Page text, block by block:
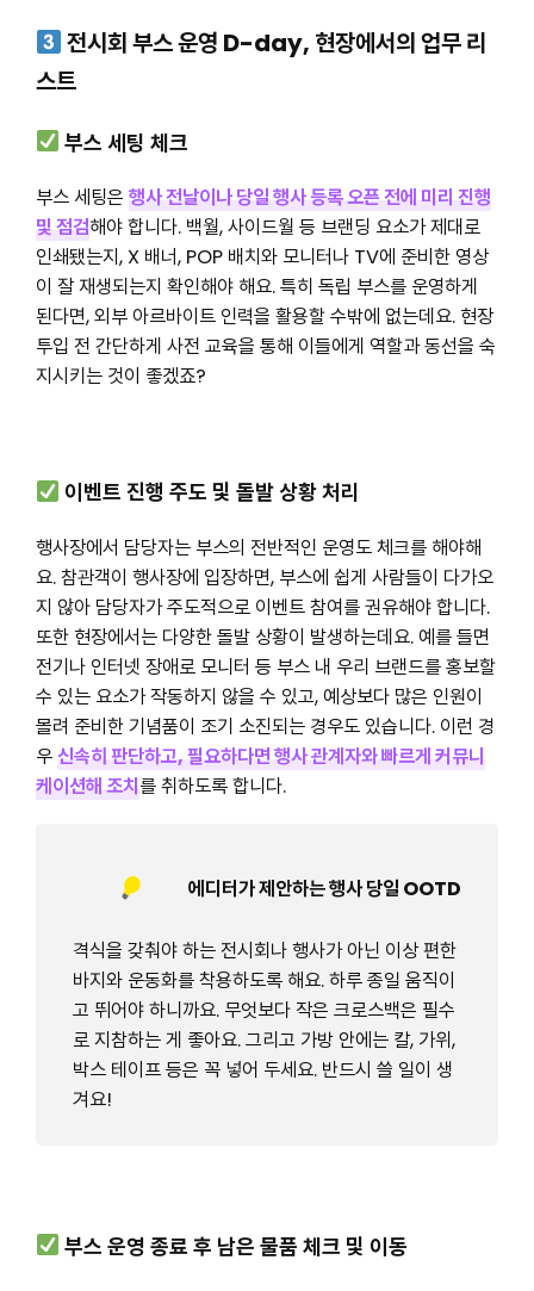
전시회 부스 운영 D-day, 현장에서의 업무 리
스트
부스 세팅 체크
부스 세팅은 행사 전날이나 당일 행사 등록 오픈 전에 미리 진행
및 점검해야 합니다. 백월, 사이드월 등 브랜딩 요소가 제대로
인쇄됐는지, X 배너, POP 배치와 모니터나 TV에 준비한 영상
이 잘 재생되는지 확인해야 해요. 특히 독립 부스를 운영하게
된다면, 외부 아르바이트 인력을 활용할 수밖에 없는데요. 현장
투입 전 간단하게 사전 교육을 통해 이들에게 역할과 동선을 숙
지시키는 것이 좋겠죠?
이벤트 진행 주도 및 돌발 상황 처리
행사장에서 담당자는 부스의 전반적인 운영도 체크를 해야해
요. 참관객이 행사장에 입장하면, 부스에 쉽게 사람들이 다가오
지 않아 담당자가 주도적으로 이벤트 참여를 권유해야 합니다.
또한 현장에서는 다양한 돌발 상황이 발생하는데요. 예를 들면
전기나 인터넷 장애로 모니터 등 부스 내 우리 브랜드를 홍보할
수 있는 요소가 작동하지 않을 수 있고, 예상보다 많은 인원이
몰려 준비한 기념품이 조기 소진되는 경우도 있습니다. 이런 경
우신속히 판단하고, 필요하다면 행사 관계자와 빠르게 커뮤니
케이션해 조치를 취하도록 합니다.
에디터가 제안하는 행사 당일 OOTD
격식을 갖춰야 하는 전시회나 행사가 아닌 이상 편한
바지와 운동화를 착용하도록 해요. 하루 종일 움직이
고 뛰어야 하니까요. 무엇보다 작은 크로스백은 필수
로 지참하는 게 좋아요. 그리고 가방 안에는 칼, 가위,
박스 테이프 등은 꼭 넣어 두세요. 반드시 쓸 일이 생
겨요!
부스 운영 종료 후 남은 물품 체크 및 이동